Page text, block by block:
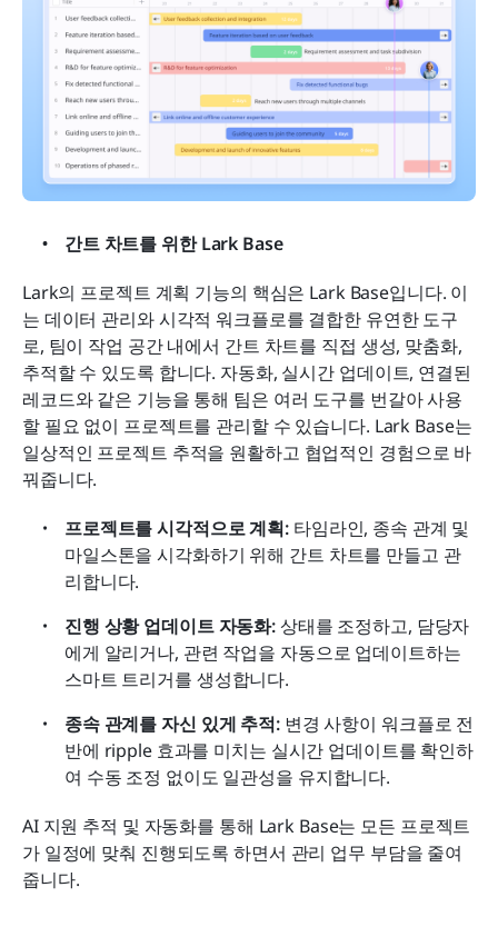
간트 차트를 위한 Lark Base
Lark의 프로젝트 계획 기능의 핵심은 Lark Base입니다. 이
는 데이터 관리와 시각적 워크플로를 결합한 유연한 도구
로, 팀이 작업 공간 내에서 간트 차트를 직접 생성, 맞춤화,
추적할 수 있도록 합니다. 자동화, 실시간 업데이트, 연결된
레코드와 같은 기능을 통해 팀은 여러 도구를 번갈아 사용
할 필요 없이 프로젝트를 관리할 수 있습니다. Lark Base는
일상적인 프로젝트 추적을 원활하고 협업적인 경험으로 바
꿔줍니다.
프로젝트를 시각적으로 계획: 타임라인, 종속 관계 및
마일스톤을 시각화하기 위해 간트 차트를 만들고 관
리합니다.
진행 상황 업데이트 자동화: 상태를 조정하고, 담당자
에게 알리거나, 관련 작업을 자동으로 업데이트하는
스마트 트리거를 생성합니다.
종속 관계를 자신 있게 추적: 변경 사항이 워크플로 전
반에 ripple 효과를 미치는 실시간 업데이트를 확인하
여 수동 조정 없이도 일관성을 유지합니다.
AI 지원 추적 및 자동화를 통해 Lark Base는 모든 프로젝트
가 일정에 맞춰 진행되도록 하면서 관리 업무 부담을 줄여
줍니다.